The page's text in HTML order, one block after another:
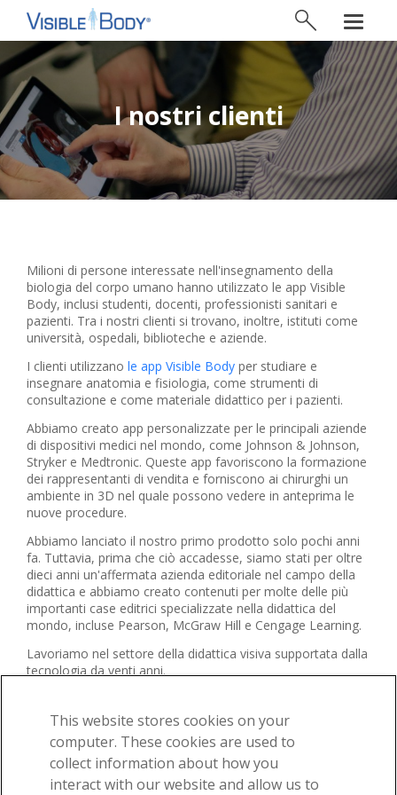
I nostri clienti
Milioni di persone interessate nell'insegnamento della
biologia del corpo umano hanno utilizzato le app Visible
Body, inclusi studenti, docenti, professionisti sanitari e
pazienti. Tra i nostri clienti si trovano, inoltre, istituti come
università, ospedali, biblioteche e aziende.
I clienti utilizzano le app Visible Body per studiare e
insegnare anatomia e fisiologia, come strumenti di
consultazione e come materiale didattico per i pazienti.
Abbiamo creato app personalizzate per le principali aziende
di dispositivi medici nel mondo, come Johnson & Johnson,
Stryker e Medtronic. Queste app favoriscono la formazione
dei rappresentanti di vendita e forniscono ai chirurghi un
ambiente in 3D nel quale possono vedere in anteprima le
nuove procedure.
Abbiamo lanciato il nostro primo prodotto solo pochi anni
fa. Tuttavia, prima che ciò accadesse, siamo stati per oltre
dieci anni un'affermata azienda editoriale nel campo della
didattica e abbiamo creato contenuti per molte delle più
importanti case editrici specializzate nella didattica del
mondo, incluse Pearson, McGraw Hill e Cengage Learning.
Lavoriamo nel settore della didattica visiva supportata dalla
tecnologia da venti anni.
utenti, seguici suFacebook ,TwittereYouTube
This website stores cookies on your
computer. These cookies are used to
collect information about how you
interact with our website and allow us to